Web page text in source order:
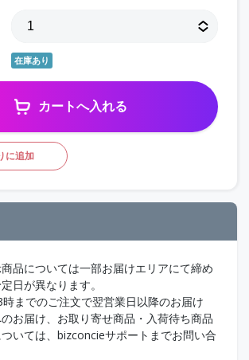
在庫あり
カートへ入れる
に追加
品については一部お届けエリアにて締め
日が異なります。
でのご注文で翌営業日以降のお届け
お届け、お取り寄せ商品・入荷待ち商品
いては、bizconcieサポートまでお問い合